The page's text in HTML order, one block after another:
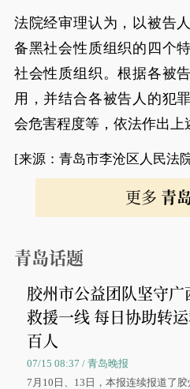
法院经审理认为，以被告
备黑社会性质组织的四个
社会性质组织。根据各被
用，并结合各被告人的犯
会危害程度等，依法作出上
[来源：青岛市李沧区人民法
更多 青
青岛话题
胶州市公益团队坚守广
救援一线 每日协助转
百人
07/15 08:37 / 青岛晚报
7月10日、13日，本报连续报道了